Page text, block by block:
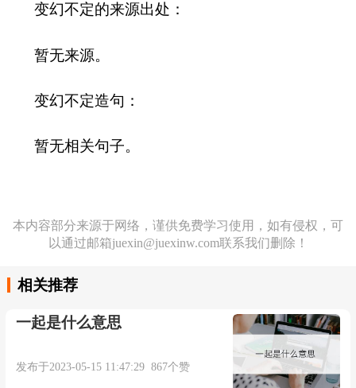
变幻不定的来源出处：
暂无来源。
变幻不定造句：
暂无相关句子。
本内容部分来源于网络，谨供免费学习使用，如有侵权，可
以通过邮箱juexin@juexinw.com联系我们删除！
相关推荐
一起是什么意思
发布于2023-05-15 11:47:29 867个赞